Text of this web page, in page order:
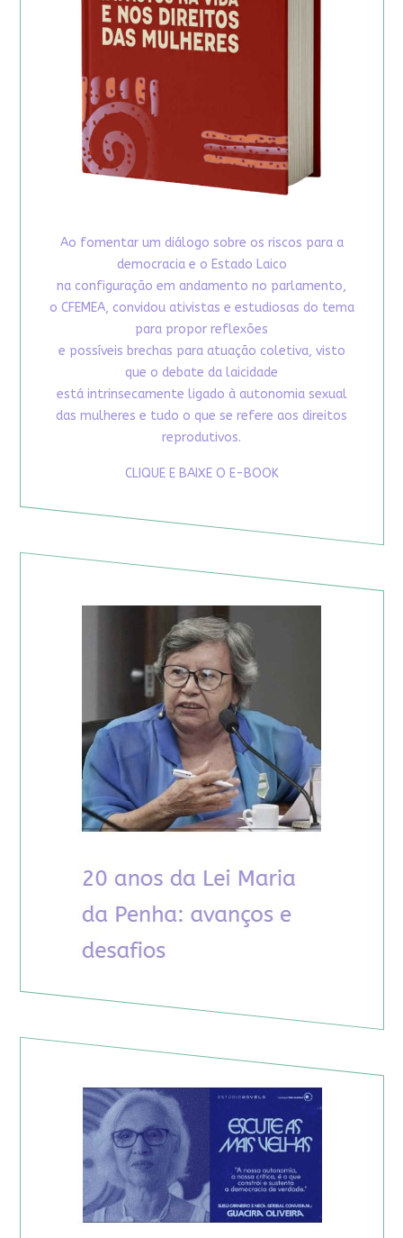
Ao fomentar um diálogo sobre os riscos para a
democracia e o Estado Laico
na configuração em andamento no parlamento,
o CFEMEA, convidou ativistas e estudiosas do tema
para propor reflexões
e possíveis brechas para atuação coletiva, visto
que o debate da laicidade
está intrinsecamente ligado à autonomia sexual
das mulheres e tudo o que se refere aos direitos
reprodutivos.
CLIQUE E BAIXE O E-BOOK